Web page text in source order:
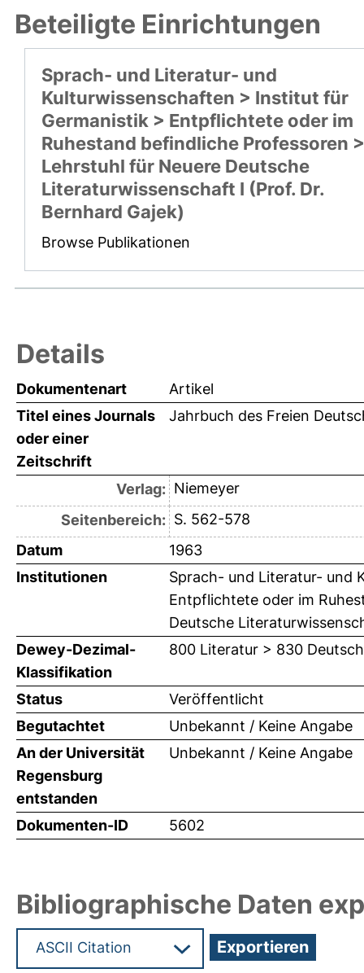
Beteiligte Einrichtungen
Sprach- und Literatur- und
Kulturwissenschaften > Institut für
Germanistik > Entpflichtete oder im
Ruhestand befindliche Professoren >
Lehrstuhl für Neuere Deutsche
Literaturwissenschaft I (Prof. Dr.
Bernhard Gajek)
Browse Publikationen
Details
Dokumentenart
Artikel
Titel eines Journals
oder einer
Zeitschrift
Jahrbuch des Freien
Verlag: Niemeyer
Seitenbereich: S. 562-578
Datum
1963
Institutionen
Sprach- und Literatur- und
Entpflichtete oder im
Deutsche
Dewey-Dezimal-
Klassifikation
800 Literatur > 830
Status
Veröffentlicht
Begutachtet
Unbekannt / Keine Angabe
An der Universität
Regensburg
entstanden
Unbekannt / Keine Angabe
Dokumenten-ID 5602
Bibliographische Daten